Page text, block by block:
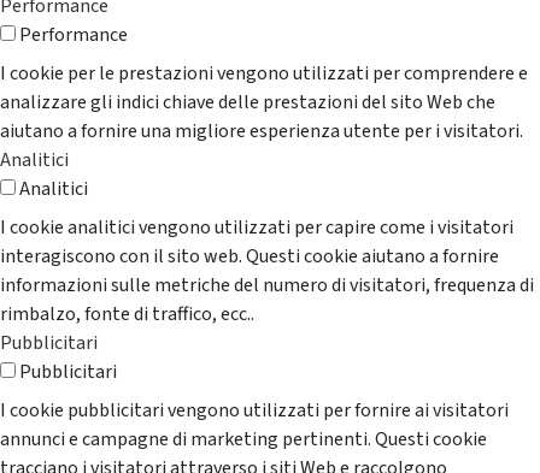
Performance
Performance
I cookie per le prestazioni vengono utilizzati per comprendere e
analizzare gli indici chiave delle prestazioni del sito Web che
aiutano a fornire una migliore esperienza utente per i visitatori.
Analitici
Analitici
I cookie analitici vengono utilizzati per capire come i visitatori
interagiscono con il sito web. Questi cookie aiutano a fornire
informazioni sulle metriche del numero di visitatori, frequenza di
rimbalzo, fonte di traffico, ecc..
Pubblicitari
Pubblicitari
I cookie pubblicitari vengono utilizzati per fornire ai visitatori
annunci e campagne di marketing pertinenti. Questi cookie